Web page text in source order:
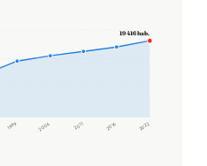
1999 2006 2011 2016 2022
19 416 hab.